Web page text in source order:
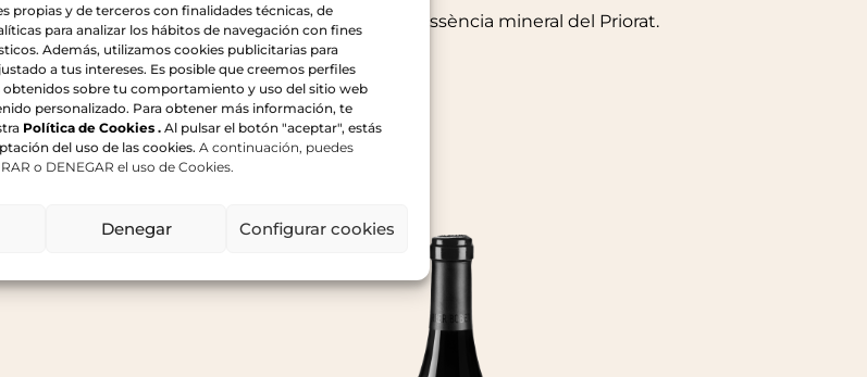
propias y de terceros con finalidades técnicas, de
para analizar los hábitos de navegación con fines
Además, utilizamos cookies publicitarias para
a tus intereses. Es posible que creemos perfiles
obtenidos sobre tu comportamiento y uso del sitio web
personalizado. Para obtener más información, te
Política de Cookies . Al pulsar el botón "aceptar", estás
del uso de las cookies. A continuación, puedes
o DENEGAR el uso de Cookies.
Denegar Configurar cookies
per les terres, elegància, frescor, harmonia i l’essència mineral del Priorat.
DESCUBRE MÁS